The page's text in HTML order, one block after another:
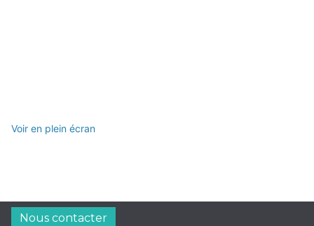
Voir en plein écran
Nous contacter